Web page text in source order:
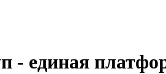
- единая